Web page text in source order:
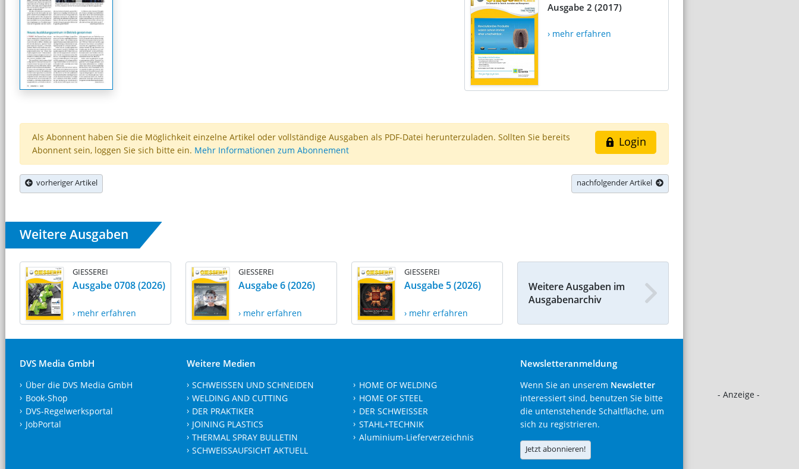
- Anzeige -
Ausgabe 2 (2017)
› mehr erfahren
Login
Als Abonnent haben Sie die Möglichkeit einzelne Artikel oder vollständige Ausgaben als PDF-Datei herunterzuladen. Sollten Sie bereits
Abonnent sein, loggen Sie sich bitte ein. Mehr Informationen zum Abonnement
vorheriger Artikel nachfolgender Artikel
Weitere Ausgaben
GIESSEREI
Ausgabe 0708 (2026)
› mehr erfahren
GIESSEREI
Ausgabe 6 (2026)
› mehr erfahren
GIESSEREI
Ausgabe 5 (2026)
› mehr erfahren
Weitere Ausgaben im
Ausgabenarchiv
DVS Media GmbH
Über die DVS Media GmbH
Book-Shop
DVS-Regelwerksportal
JobPortal
Weitere Medien
SCHWEISSEN UND SCHNEIDEN
WELDING AND CUTTING
DER PRAKTIKER
JOINING PLASTICS
THERMAL SPRAY BULLETIN
SCHWEISSAUFSICHT AKTUELL
HOME OF WELDING
HOME OF STEEL
DER SCHWEISSER
STAHL+TECHNIK
Aluminium-Lieferverzeichnis
Newsletteranmeldung
Wenn Sie an unserem Newsletter
interessiert sind, benutzen Sie bitte
die untenstehende Schaltfläche, um
sich zu registrieren.
Jetzt abonnieren!